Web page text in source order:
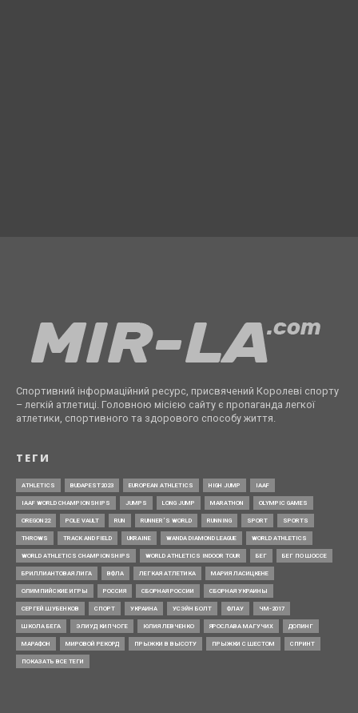
Спортивний інформаційний ресурс, присвячений Королеві спорту
– легкій атлетиці. Головною місією сайту є пропаганда легкої
атлетики, спортивного та здорового способу життя.
ТЕГИ
ATHLETICS BUDAPEST2023 EUROPEAN ATHLETICS HIGH JUMP IAAF
IAAF WORLD CHAMPIONSHIPS JUMPS LONG JUMP MARATHON OLYMPIC GAMES
OREGON22 POLE VAULT RUN RUNNER’S WORLD RUNNING SPORT SPORTS
THROWS TRACK AND FIELD UKRAINE WANDA DIAMOND LEAGUE WORLD ATHLETICS
WORLD ATHLETICS CHAMPIONSHIPS WORLD ATHLETICS INDOOR TOUR БЕГ БЕГ ПО ШОССЕ
БРИЛЛИАНТОВАЯ ЛИГА ВФЛА ЛЕГКАЯ АТЛЕТИКА МАРИЯ ЛАСИЦКЕНЕ
ОЛИМПИЙСКИЕ ИГРЫ РОССИЯ СБОРНАЯ РОССИИ СБОРНАЯ УКРАИНЫ
СЕРГЕЙ ШУБЕНКОВ СПОРТ УКРАИНА УСЭЙН БОЛТ ФЛАУ ЧМ-2017
ШКОЛА БЕГА ЭЛИУД КИПЧОГЕ ЮЛИЯ ЛЕВЧЕНКО ЯРОСЛАВА МАГУЧИХ ДОПИНГ
МАРАФОН МИРОВОЙ РЕКОРД ПРЫЖКИ В ВЫСОТУ ПРЫЖКИ С ШЕСТОМ СПРИНТ
ПОКАЗАТЬ ВСЕ ТЕГИ